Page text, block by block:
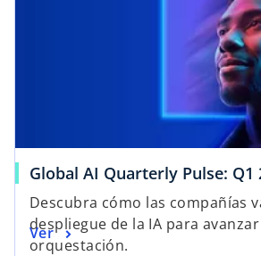
Global AI Quarterly Pulse: Q1
Descubra cómo las compañías
despliegue de la IA para
orquestación.
Ver